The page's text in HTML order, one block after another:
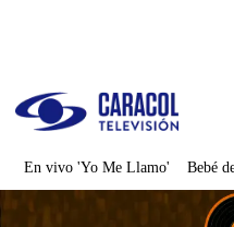
En vivo 'Yo Me Llamo' Bebé